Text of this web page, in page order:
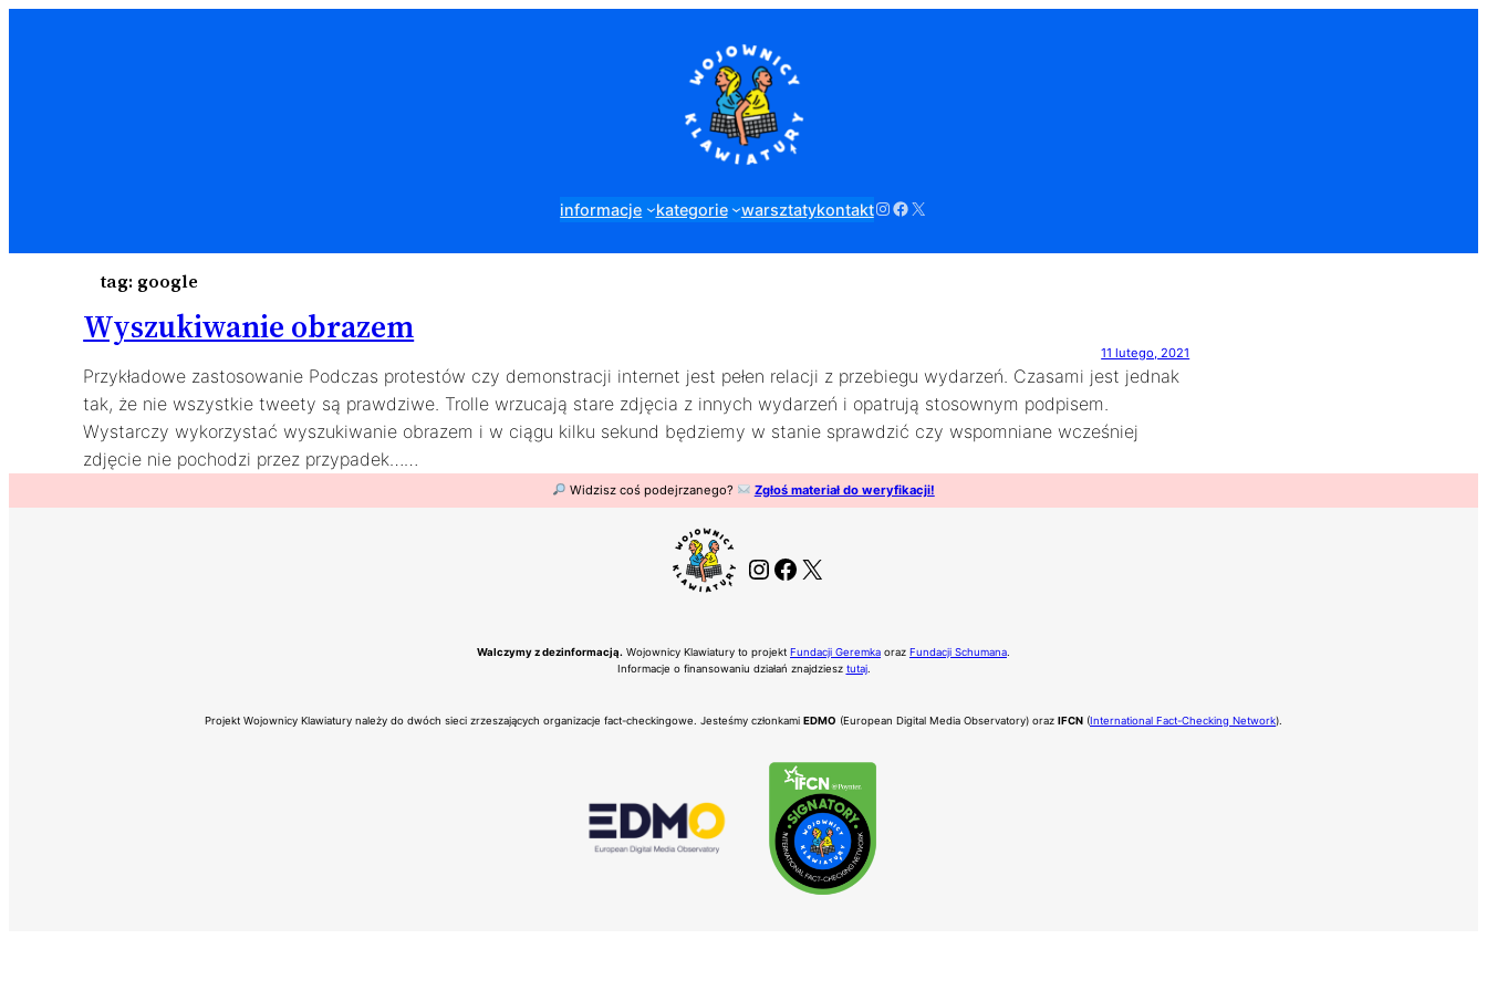
informacje kategorie warsztatykontaktInstagram
Facebook
X
tag: google
Wyszukiwanie obrazem
11 lutego, 2021
Przykładowe zastosowanie Podczas protestów czy demonstracji internet jest pełen relacji z przebiegu wydarzeń. Czasami jest jednak
tak, że nie wszystkie tweety są prawdziwe. Trolle wrzucają stare zdjęcia z innych wydarzeń i opatrują stosownym podpisem.
Wystarczy wykorzystać wyszukiwanie obrazem i w ciągu kilku sekund będziemy w stanie sprawdzić czy wspomniane wcześniej
zdjęcie nie pochodzi przez przypadek……
Widzisz coś podejrzanego? Zgłoś materiał do weryfikacji!
Instagram
Facebook
X
Walczymy z dezinformacją. Wojownicy Klawiatury to projekt Fundacji Geremka oraz Fundacji Schumana.
Informacje o finansowaniu działań znajdziesz tutaj.
Projekt Wojownicy Klawiatury należy do dwóch sieci zrzeszających organizacje fact-checkingowe. Jesteśmy członkami EDMO (European Digital Media Observatory) oraz IFCN ( International Fact-Checking Network).